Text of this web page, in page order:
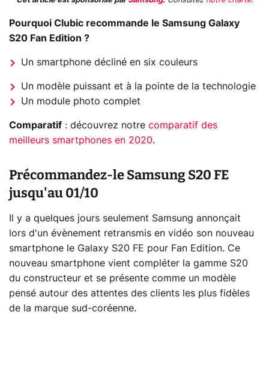
Pourquoi Clubic recommande le Samsung Galaxy
S20 Fan Edition ?
Un smartphone décliné en six couleurs
Un modèle puissant et à la pointe de la technologie
Un module photo complet
Comparatif : découvrez notre comparatif des
meilleurs smartphones en 2020.
Précommandez-le Samsung S20 FE
jusqu'au 01/10
Il y a quelques jours seulement Samsung annonçait
lors d'un évènement retransmis en vidéo son nouveau
smartphone le Galaxy S20 FE pour Fan Edition. Ce
nouveau smartphone vient compléter la gamme S20
du constructeur et se présente comme un modèle
pensé autour des attentes des clients les plus fidèles
de la marque sud-coréenne.